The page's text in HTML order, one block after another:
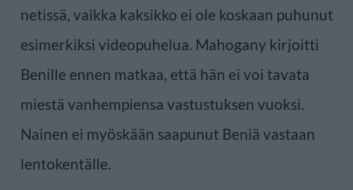
netissä, vaikka kaksikko ei ole koskaan puhunut
esimerkiksi videopuhelua. Mahogany kirjoitti
Benille ennen matkaa, että hän ei voi tavata
miestä vanhempiensa vastustuksen vuoksi.
Nainen ei myöskään saapunut Beniä vastaan
lentokentälle.